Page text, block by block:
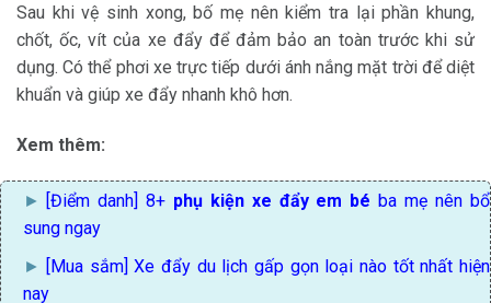
Sau khi vệ sinh xong, bố mẹ nên kiểm tra lại phần khung,
chốt, ốc, vít của xe đẩy để đảm bảo an toàn trước khi sử
dụng. Có thể phơi xe trực tiếp dưới ánh nắng mặt trời để diệt
khuẩn và giúp xe đẩy nhanh khô hơn.
​Xem thêm:
[Điểm danh] 8+ phụ kiện xe đẩy em bé ba mẹ nên bổ
sung ngay
[Mua sắm]Xe đẩy du lịch gấp gọn loại nào tốtnhất hiện
nay